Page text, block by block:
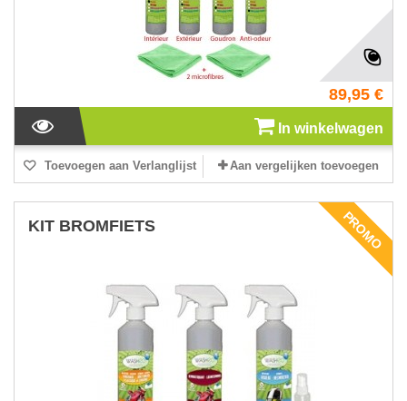
89,95 €
In winkelwagen
Toevoegen aan Verlanglijst Aan vergelijken toevoegen
PROMO
KIT BROMFIETS